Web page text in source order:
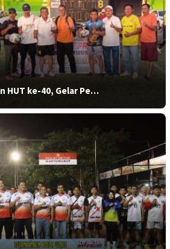
HUT ke-40, Gelar Pe…